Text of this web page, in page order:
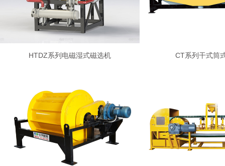
HTDZ系列电磁湿式磁选机 CT系列干式筒